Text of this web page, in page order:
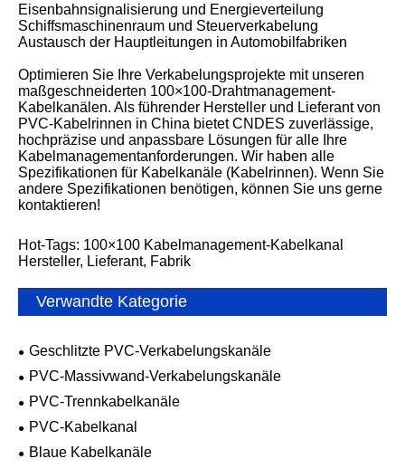
Eisenbahnsignalisierung und Energieverteilung
Schiffsmaschinenraum und Steuerverkabelung
Austausch der Hauptleitungen in Automobilfabriken
Optimieren Sie Ihre Verkabelungsprojekte mit unseren
maßgeschneiderten 100×100-Drahtmanagement-
Kabelkanälen. Als führender Hersteller und Lieferant von
PVC-Kabelrinnen in China bietet CNDES zuverlässige,
hochpräzise und anpassbare Lösungen für alle Ihre
Kabelmanagementanforderungen. Wir haben alle
Spezifikationen für Kabelkanäle (Kabelrinnen). Wenn Sie
andere Spezifikationen benötigen, können Sie uns gerne
kontaktieren!
Hot-Tags: 100×100 Kabelmanagement-Kabelkanal
Hersteller, Lieferant, Fabrik
Verwandte Kategorie
Geschlitzte PVC-Verkabelungskanäle
PVC-Massivwand-Verkabelungskanäle
PVC-Trennkabelkanäle
PVC-Kabelkanal
Blaue Kabelkanäle